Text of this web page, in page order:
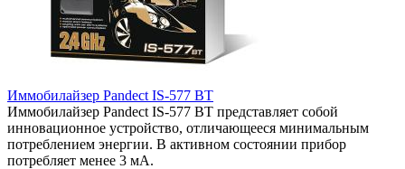
Иммобилайзер Pandect IS-577 BT
Иммобилайзер Pandect IS-577 BT представляет собой
инновационное устройство, отличающееся минимальным
потреблением энергии. В активном состоянии прибор
потребляет менее 3 мА.